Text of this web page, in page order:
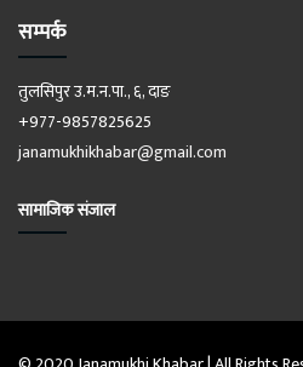
सम्पर्क
तुलसिपुर उ.म.न.पा., ६, दाङ
+977-9857825625
janamukhikhabar@gmail.com
सामाजिक संजाल